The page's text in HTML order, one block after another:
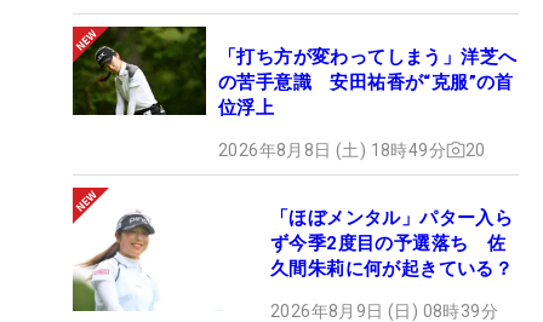
「打ち方が変わってしまう」洋芝へ
の苦手意識 安田祐香が“克服”の首
位浮上
2026年8月8日 (土) 18時49分 20
「ほぼメンタル」パター入ら
ず今季2度目の予選落ち 佐
久間朱莉に何が起きている？
2026年8月9日 (日) 08時39分